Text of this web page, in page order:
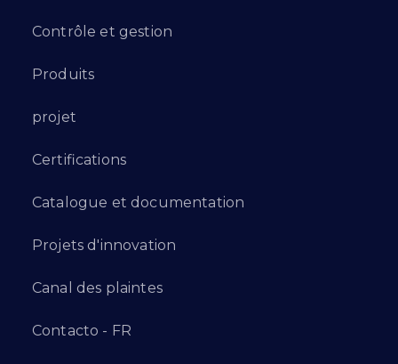
Contrôle et gestion
Produits
projet
Certifications
Catalogue et documentation
Projets d'innovation
Canal des plaintes
Contacto - FR